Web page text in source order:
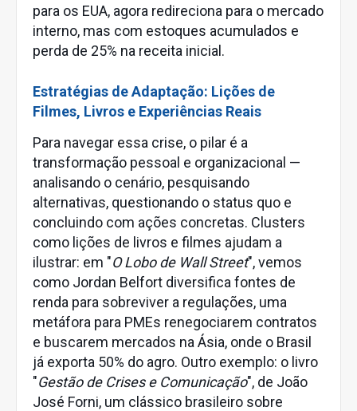
para os EUA, agora redireciona para o mercado
interno, mas com estoques acumulados e
perda de 25% na receita inicial.
Estratégias de Adaptação: Lições de
Filmes, Livros e Experiências Reais
Para navegar essa crise, o pilar é a
transformação pessoal e organizacional —
analisando o cenário, pesquisando
alternativas, questionando o status quo e
concluindo com ações concretas. Clusters
como lições de livros e filmes ajudam a
ilustrar: em "O Lobo de Wall Street", vemos
como Jordan Belfort diversifica fontes de
renda para sobreviver a regulações, uma
metáfora para PMEs renegociarem contratos
e buscarem mercados na Ásia, onde o Brasil
já exporta 50% do agro. Outro exemplo: o livro
"Gestão de Crises e Comunicação", de João
José Forni, um clássico brasileiro sobre